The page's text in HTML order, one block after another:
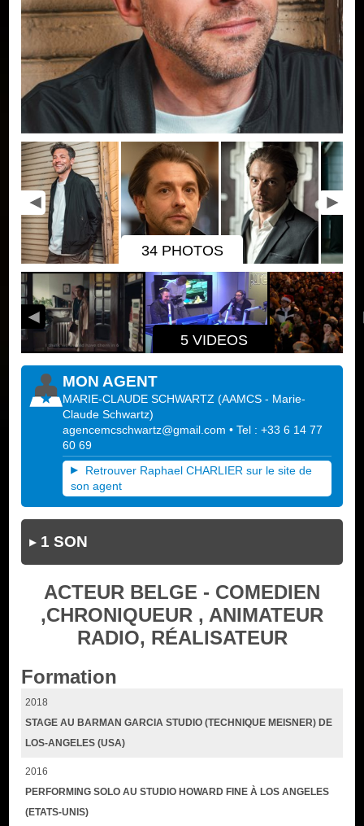
34 PHOTOS
5 VIDEOS
MON AGENT
MARIE-CLAUDE SCHWARTZ (AAMCS - Marie-
Claude Schwartz)
agencemcschwartz@gmail.com • Tel : +33 6 14 77
60 69
Retrouver Raphael CHARLIER sur le site de
son agent
1 SON
ACTEUR BELGE - COMEDIEN
,CHRONIQUEUR , ANIMATEUR
RADIO, RÉALISATEUR
Formation
2018
STAGE AU BARMAN GARCIA STUDIO (TECHNIQUE MEISNER) DE
LOS-ANGELES (USA)
2016
PERFORMING SOLO AU STUDIO HOWARD FINE À LOS ANGELES
(ETATS-UNIS)